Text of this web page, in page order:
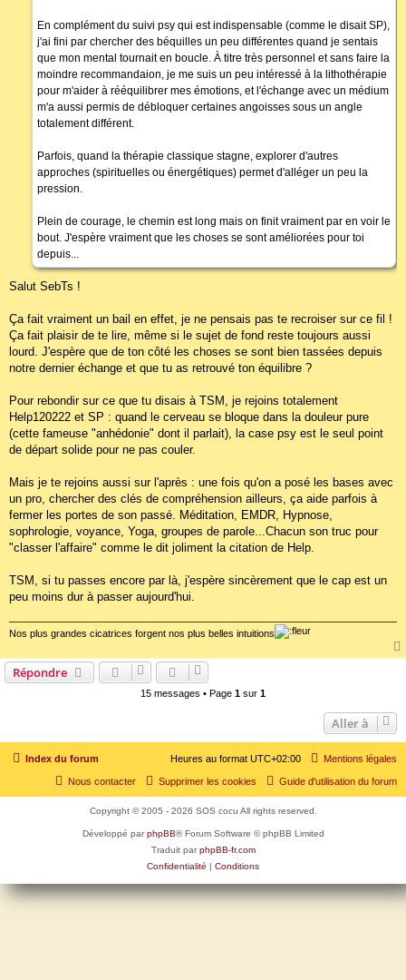
En complément du suivi psy qui est indispensable (comme le disait SP),
j'ai fini par chercher des béquilles un peu différentes quand je sentais
que mon mental tournait en boucle. À titre très personnel et sans faire la
moindre recommandaion, je me suis un peu intéressé à la lithothérapie
pour m'aider à rééquilibrer mes émotions, et l'échange avec un médium
m'a aussi permis de débloquer certaines angoisses sous un angle
totalement différent.
Parfois, quand la thérapie classique stagne, explorer d'autres
approches (spirituelles ou énergétiques) permet d'alléger un peu la
pression.
Plein de courage, le chemin est long mais on finit vraiment par en voir le
bout. J'espère vraiment que les choses se sont améliorées pour toi
depuis...
Salut SebTs !
Ça fait vraiment un bail en effet, je ne pensais pas te recroiser sur ce fil !
Ça fait plaisir de te lire, même si le sujet de fond reste toujours aussi
lourd. J'espère que de ton côté les choses se sont bien tassées depuis
notre dernier échange et que tu as retrouvé ton équilibre ?
Pour rebondir sur ce que tu disais à TSM, je rejoins totalement
Help120222 et SP : quand le cerveau se bloque dans la douleur pure
(cette fameuse "anhédonie" dont il parlait), la case psy est le seul point
de départ solide pour ne pas couler.
Mais je te rejoins aussi sur l'après : une fois qu'on a posé les bases avec
un pro, chercher des clés de compréhension ailleurs, ça aide parfois à
fermer les portes de son passé. Méditation, EMDR, Hypnose,
sophrologie, voyance, Yoga, groupes de parole...Chacun son truc pour
"classer l'affaire" comme le dit joliment la citation de Help.
TSM, si tu passes encore par là, j'espère sincèrement que le cap est un
peu moins dur à passer aujourd'hui.
Nos plus grandes cicatrices forgent nos plus belles intuitions
Répondre
15 messages • Page 1 sur 1
Aller à
Index du forum Mentions légales
Heures au format UTC+02:00
Guide d'utilisation du forum
Supprimer les cookies
Nous contacter
Copyright © 2005 - 2026 SOS cocu All rights reserved.
Développé parphpBB® Forum Software © phpBB Limited
Traduit parphpBB-fr.com
Confidentialité | Conditions